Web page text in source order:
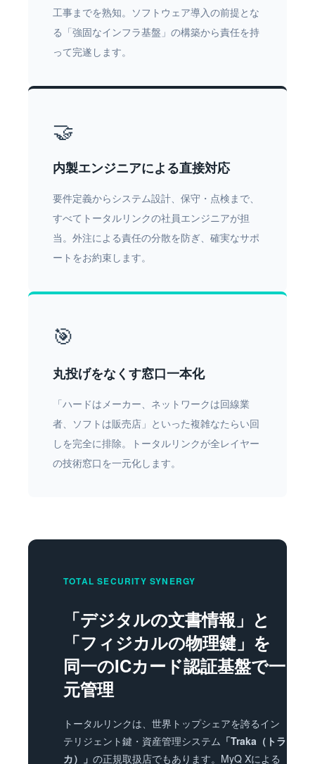
工事までを熟知。ソフトウェア導入の前提とな
る「強固なインフラ基盤」の構築から責任を持
って完遂します。
🤝
内製エンジニアによる直接対応
要件定義からシステム設計、保守・点検まで、
すべてトータルリンクの社員エンジニアが担
当。外注による責任の分散を防ぎ、確実なサポ
ートをお約束します。
🎯
丸投げをなくす窓口一本化
「ハードはメーカー、ネットワークは回線業
者、ソフトは販売店」といった複雑なたらい回
しを完全に排除。トータルリンクが全レイヤー
の技術窓口を一元化します。
TOTAL SECURITY SYNERGY
「デジタルの文書情報」と
「フィジカルの物理鍵」を
同一のICカード認証基盤で一
元管理
トータルリンクは、世界トップシェアを誇るイン
テリジェント鍵・資産管理システム 「Traka（トラ
カ）」 の正規取扱店でもあります。MyQ Xによる